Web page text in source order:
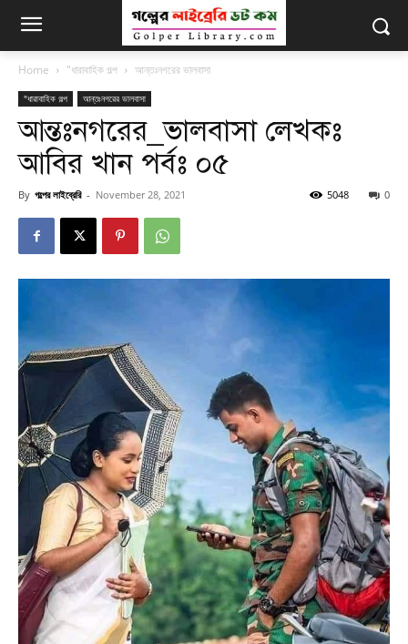
Home "ধারাবাহিক গল্প আন্তঃনগরের ভালবাসা
"ধারাবাহিক গল্প আন্তঃনগরের ভালবাসা
আন্তঃনগরের_ভালবাসা লেখকঃ
আবির খান পর্বঃ ০৫
By গল্পের লাইব্রেরি - November 28, 2021 0
5048